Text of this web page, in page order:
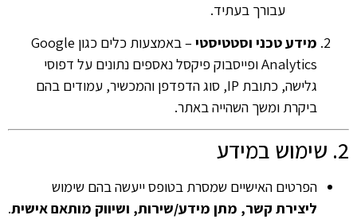
עבורך בעתיד.
מידע טכני וסטטיסטי
– באמצעות כלים כגון Google
Analytics ופייסבוק פיקסל נאספים נתונים על דפוסי
גלישה, כתובת IP, סוג הדפדפן והמכשיר, עמודים בהם
ביקרת ומשך השהייה באתר.
2. שימוש במידע
הפרטים האישיים שמסרת בטופס ייעשה בהם שימוש
ליצירת קשר, מתן מידע/שירות, ושיווק מותאם אישית.